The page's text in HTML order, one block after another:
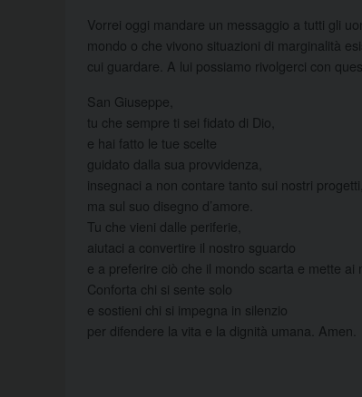
Vorrei oggi mandare un messaggio a tutti gli
mondo o che vivono situazioni di marginalità
cui guardare. A lui possiamo rivolgerci con
San Giuseppe,
tu che sempre ti sei fidato di Dio,
e hai fatto le tue scelte
guidato dalla sua provvidenza,
insegnaci a non contare tanto sui nostri progetti,
ma sul suo disegno d’amore.
Tu che vieni dalle periferie,
aiutaci a convertire il nostro sguardo
e a preferire ciò che il mondo scarta e mette ai
Conforta chi si sente solo
e sostieni chi si impegna in silenzio
per difendere la vita e la dignità umana. Amen.